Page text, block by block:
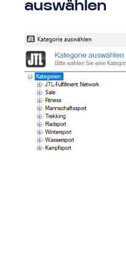
auswählen